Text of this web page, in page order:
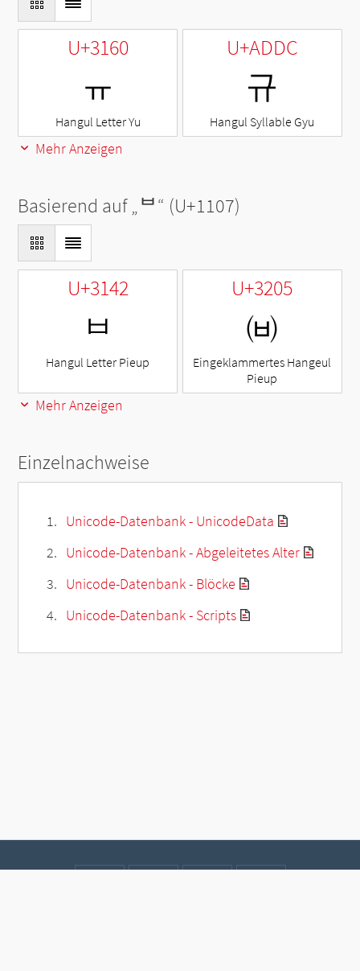
U+3160
ㅠ
Hangul Letter Yu
U+ADDC
규
Hangul Syllable Gyu
Mehr Anzeigen
Basierend auf „ᄇ“ (U+1107)
U+3142
ㅂ
Hangul Letter Pieup
U+3205
㈅
Eingeklammertes Hangeul
Pieup
Mehr Anzeigen
Einzelnachweise
Unicode-Datenbank - UnicodeData
Unicode-Datenbank - Abgeleitetes Alter
Unicode-Datenbank - Blöcke
Unicode-Datenbank - Scripts